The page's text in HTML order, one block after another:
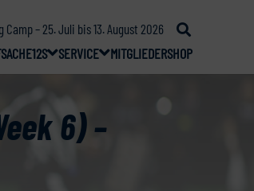
– 25. Juli bis 13. August 2026
12S SERVICE MITGLIEDERSHOP
6) –